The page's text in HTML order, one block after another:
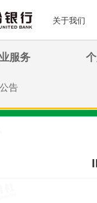
关于我们
服务
告